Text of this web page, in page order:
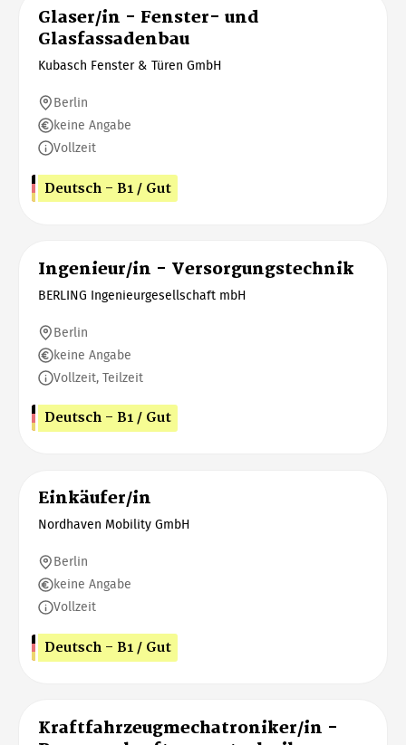
Glaser/in - Fenster- und
Glasfassadenbau
Kubasch Fenster & Türen GmbH
Berlin
keine Angabe
Vollzeit
Deutsch - B1 / Gut
Ingenieur/in - Versorgungstechnik
BERLING Ingenieurgesellschaft mbH
Berlin
keine Angabe
Vollzeit, Teilzeit
Deutsch - B1 / Gut
Einkäufer/in
Nordhaven Mobility GmbH
Berlin
keine Angabe
Vollzeit
Deutsch - B1 / Gut
Kraftfahrzeugmechatroniker/in -